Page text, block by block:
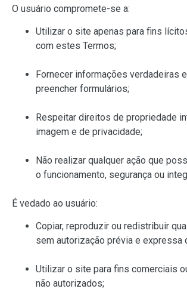
O usuário compromete-se a:
Utilizar o site apenas para fins
com estes Termos;
Fornecer informações verdadeiras
preencher formulários;
Respeitar direitos de propriedade
imagem e de privacidade;
Não realizar qualquer ação que
o funcionamento, segurança ou
É vedado ao usuário:
Copiar, reproduzir ou redistribuir
sem autorização prévia e expressa
Utilizar o site para fins comerciais
não autorizados;